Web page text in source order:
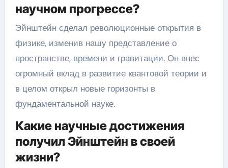
научном прогрессе?
Эйнштейн сделал революционные открытия в
физике, изменив нашу представление о
пространстве, времени и гравитации. Он внес
огромный вклад в развитие квантовой теории и
в целом открыл новые горизонты в
фундаментальной науке.
Какие научные достижения
получил Эйнштейн в своей
жизни?